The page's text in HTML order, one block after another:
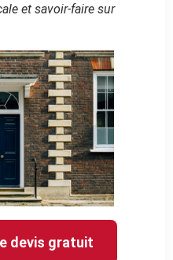
et savoir-faire sur
devis gratuit